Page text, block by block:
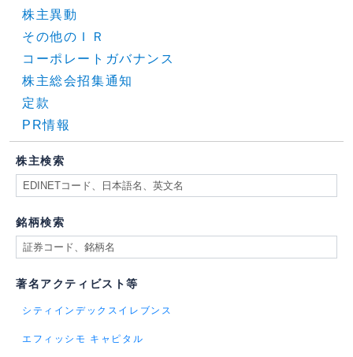
株主異動
その他のＩＲ
コーポレートガバナンス
株主総会招集通知
定款
PR情報
株主検索
銘柄検索
著名アクティビスト等
シティインデックスイレブンス
エフィッシモ キャピタル